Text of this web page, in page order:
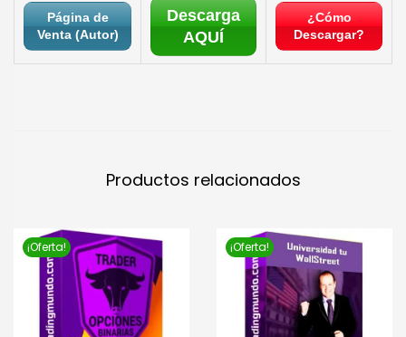
Página de
Venta (Autor)
Descarga
AQUÍ
¿Cómo
Descargar?
Productos relacionados
¡Oferta! ¡Oferta!